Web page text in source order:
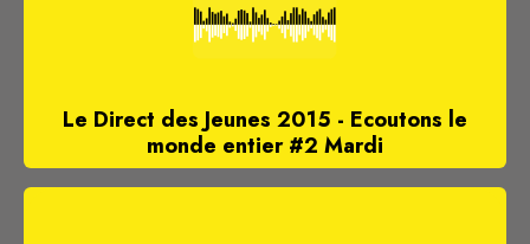
Le Direct des Jeunes 2015 - Ecoutons le
monde entier #2 Mardi